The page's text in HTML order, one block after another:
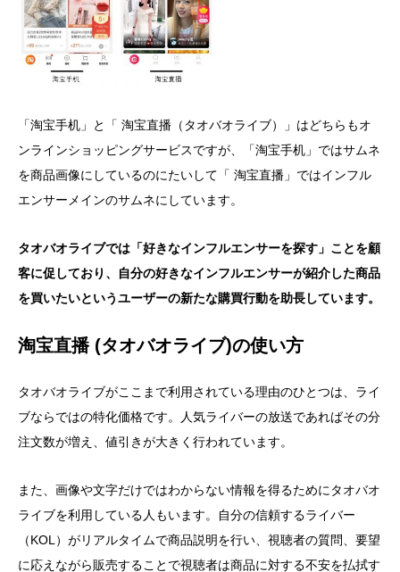
「淘宝手机」と「 淘宝直播（タオバオライブ）」はどちらもオ
ンラインショッピングサービスですが、「淘宝手机」ではサムネ
を商品画像にしているのにたいして「 淘宝直播」ではインフル
エンサーメインのサムネにしています。
タオバオライブでは「好きなインフルエンサーを探す」ことを顧
客に促しており、自分の好きなインフルエンサーが紹介した商品
を買いたいというユーザーの新たな購買行動を助長しています。
淘宝直播 (タオバオライブ)の使い方
タオバオライブがここまで利用されている理由のひとつは、ライ
ブならではの特化価格です。人気ライバーの放送であればその分
注文数が増え、値引きが大きく行われています。
また、画像や文字だけではわからない情報を得るためにタオバオ
ライブを利用している人もいます。自分の信頼するライバー
（KOL）がリアルタイムで商品説明を行い、視聴者の質問、要望
に応えながら販売することで視聴者は商品に対する不安を払拭す